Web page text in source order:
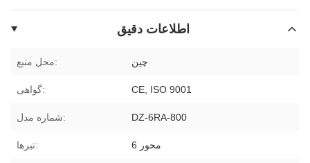
اطلاعات دقیق
محل منبع: چین
گواهی: CE, ISO 9001
شماره مدل: DZ-6RA-800
تبرها: 6 محور